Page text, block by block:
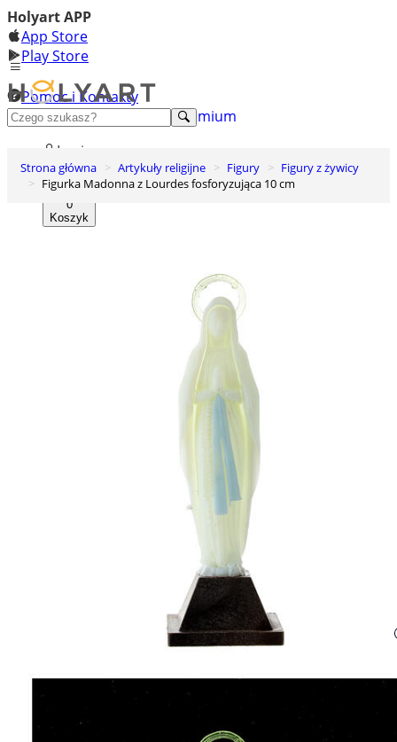
Holyart APP
App Store
Play Store
Pomoc i Kontakty
+48 222 922 860
Odkryj premium
Login
Lista życzeń
0
Koszyk
Strona główna Artykuły religijne Figury
Figury z żywicy
Figurka Madonna z Lourdes fosforyzująca 10 cm